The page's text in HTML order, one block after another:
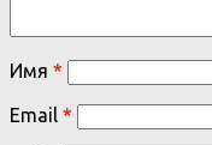
Имя *
Email *